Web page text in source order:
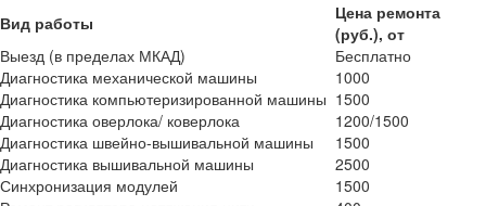
Вид работы
Цена ремонта
(руб.), от
Выезд (в пределах МКАД)
Бесплатно
Диагностика механической машины
1000
Диагностика компьютеризированной машины 1500
Диагностика оверлока/ коверлока
1200/1500
Диагностика швейно-вышивальной машины
1500
Диагностика вышивальной машины
2500
Синхронизация модулей
1500